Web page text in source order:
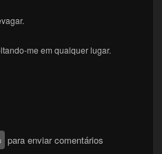
me em qualquer lugar.
para enviar comentários